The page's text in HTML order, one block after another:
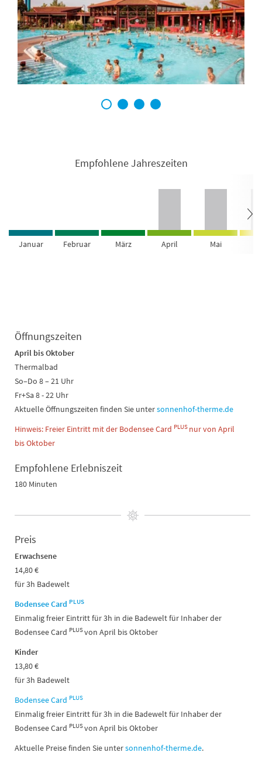
1 2 3 4
Empfohlene Jahreszeiten
Januar Februar März April Mai
Öffnungszeiten
April bis Oktober
Thermalbad
So–Do 8 – 21 Uhr
Fr+Sa 8 - 22 Uhr
Aktuelle Öffnungszeiten finden Sie untersonnenhof-therme.de
Hinweis: Freier Eintritt mit der Bodensee Card PLUS nur von April
bis Oktober
Empfohlene Erlebniszeit
180 Minuten
Preis
Erwachsene
14,80 €
für 3h Badewelt
Bodensee Card PLUS
Einmalig freier Eintritt für 3h in die Badewelt für Inhaber der
Bodensee Card PLUSvon April bis Oktober
Kinder
13,80 €
für 3h Badewelt
Bodensee Card PLUS
Einmalig freier Eintritt für 3h in die Badewelt für Inhaber der
Bodensee Card PLUSvon April bis Oktober
Aktuelle Preise finden Sie untersonnenhof-therme.de.